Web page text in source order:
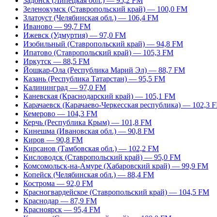
Зеленокумск (Ставропольский край) — 100,0 FM
Златоуст (Челябинская обл.) — 106,4 FM
Иваново — 99,7 FM
Ижевск (Удмуртия) — 97,0 FM
Изобильный (Ставропольский край) — 94,8 FM
Ипатово (Ставропольский край) — 105,3 FM
Иркутск — 88,5 FM
Йошкар-Ола (Республика Марий Эл) — 88,7 FM
Казань (Республика Татарстан) — 95,5 FM
Калининград — 97,0 FM
Каневская (Краснодарский край) — 105,1 FM
Карачаевск (Карачаево-Черкесская республика) — 102,3
Кемерово — 104,3 FM
Керчь (Республика Крым) — 101,8 FM
Кинешма (Ивановская обл.) — 90,8 FM
Киров — 90,8 FM
Кирсанов (Тамбовская обл.) — 102,2 FM
Кисловодск (Ставропольский край) — 95,0 FM
Комсомольск-на-Амуре (Хабаровский край) — 99,9 FM
Копейск (Челябинская обл.) — 88,4 FM
Кострома — 92,0 FM
Красногвардейское (Ставропольский край) — 104,5 FM
Краснодар — 87,9 FM
Красноярск — 95,4 FM